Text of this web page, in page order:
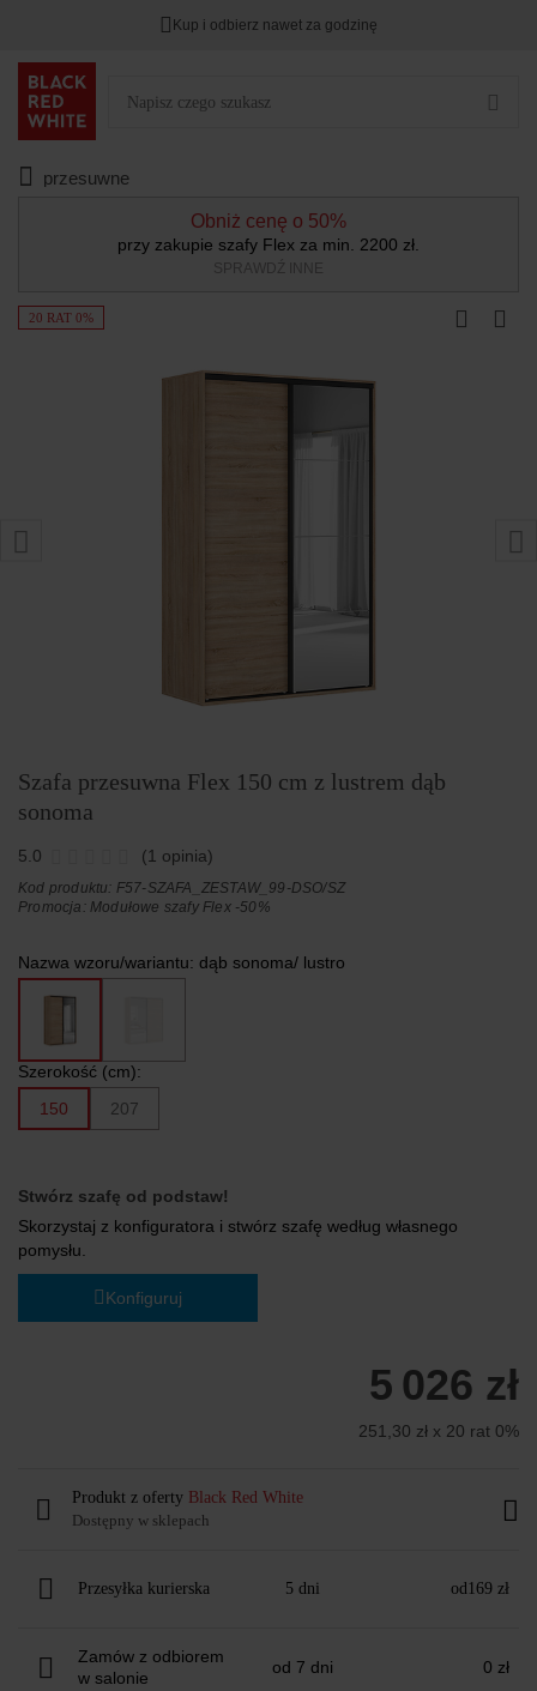
Kup i odbierz nawet za godzinę
przesuwne
Obniż cenę o 50%
przy zakupie szafy Flex za min. 2200 zł.
SPRAWDŹ INNE
20 RAT 0%
Szafa przesuwna Flex 150 cm z lustrem dąb
sonoma
5.0 (1 opinia)
Kod produktu: F57-SZAFA_ZESTAW_99-DSO/SZ
Promocja:Modułowe szafy Flex -50%
Nazwa wzoru/wariantu: dąb sonoma/ lustro
Szerokość (cm):
150
207
Stwórz szafę od podstaw!
Skorzystaj z konfiguratora i stwórz szafę według własnego
pomysłu.
Konfiguruj
5 026 zł
251,30 zł x 20 rat 0%
Produkt z oferty Black Red White
Dostępny w sklepach
Przesyłka kurierska 5 dni od 169 zł
Zamów z odbiorem
w salonie
od 7 dni 0 zł